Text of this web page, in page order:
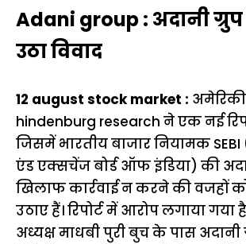
Adani group : अदानी
उठा विवाद
12 august stock market :
hindenburg research ने एक नई
जिसमें भारतीय बाजार नियामक SEBI
एंड एक्सचेंज बोर्ड ऑफ इंडिया) की
खिलाफ कार्रवाई न करने की वजहों
उठाए हैं। रिपोर्ट में आरोप लगाया गया
अध्यक्ष माधबी पुरी बुच के पास अदानी